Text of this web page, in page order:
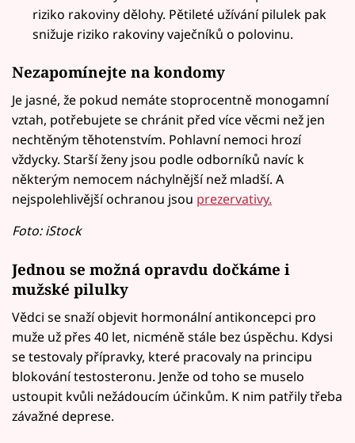
riziko rakoviny dělohy. Pětileté užívání pilulek pak
snižuje riziko rakoviny vaječníků o polovinu.
Nezapomínejte na kondomy
Je jasné, že pokud nemáte stoprocentně monogamní
vztah, potřebujete se chránit před více věcmi než jen
nechtěným těhotenstvím. Pohlavní nemoci hrozí
vždycky. Starší ženy jsou podle odborníků navíc k
některým nemocem náchylnější než mladší. A
nejspolehlivější ochranou jsou prezervativy.
Foto: iStock
Jednou se možná opravdu dočkáme i
mužské pilulky
Vědci se snaží objevit hormonální antikoncepci pro
muže už přes 40 let, nicméně stále bez úspěchu. Kdysi
se testovaly přípravky, které pracovaly na principu
blokování testosteronu. Jenže od toho se muselo
ustoupit kvůli nežádoucím účinkům. K nim patřily třeba
závažné deprese.